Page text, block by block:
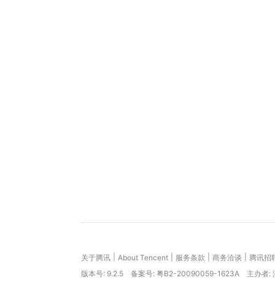
关于腾讯 About Tencent 服务条款 商务洽谈
腾讯招
版本号: 9.2.5 备案号: 粤B2-20090059-1623A 主办者: